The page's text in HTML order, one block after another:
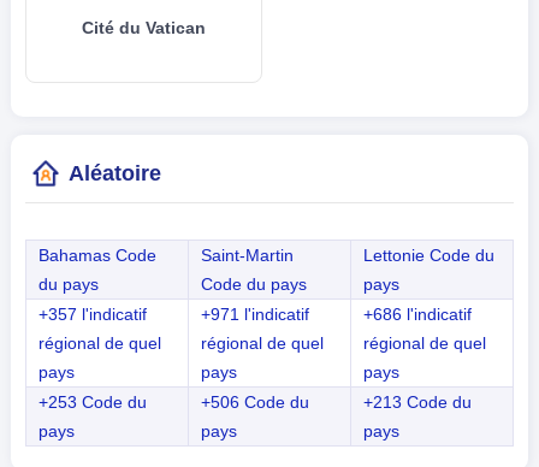
Cité du Vatican
Aléatoire
Bahamas Code
du pays
Saint-Martin
Code du pays
Lettonie Code du
pays
+357 l'indicatif
régional de quel
pays
+971 l'indicatif
régional de quel
pays
+686 l'indicatif
régional de quel
pays
+253 Code du
pays
+506 Code du
pays
+213 Code du
pays